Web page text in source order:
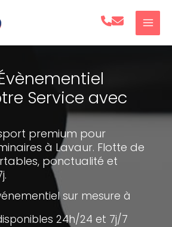
Service avec
premium pour
à Lavaur. Flotte de
ponctualité et
sur mesure à
24h/24 et 7j/7